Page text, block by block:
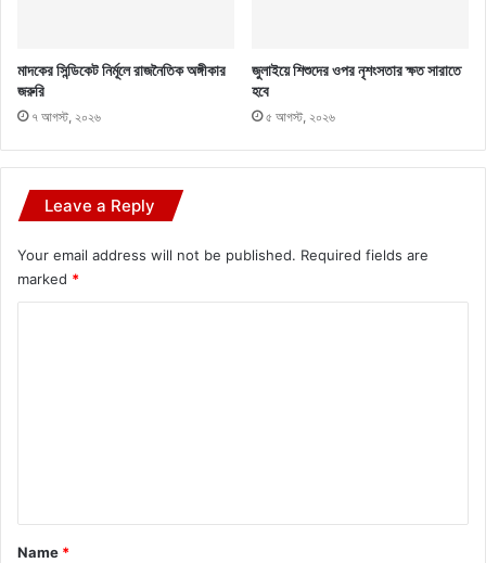
মাদকের সিন্ডিকেট নির্মূলে রাজনৈতিক অঙ্গীকার
জরুরি
৭ আগস্ট, ২০২৬
জুলাইয়ে শিশুদের ওপর নৃশংসতার ক্ষত সারাতে
হবে
৫ আগস্ট, ২০২৬
Leave a Reply
Your email address will not be published. Required fields are
marked *
*
Name *